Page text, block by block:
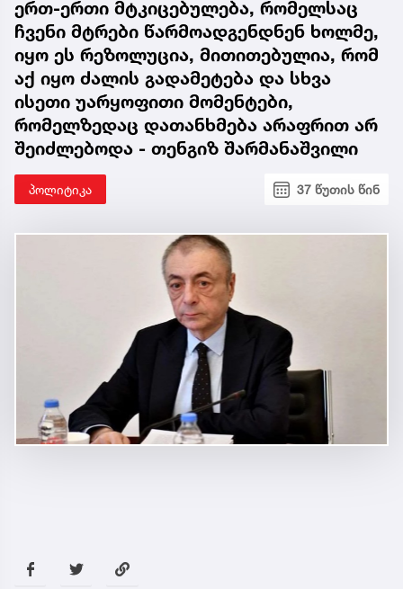
ერთ-ერთი მტკიცებულება, რომელსაც
ჩვენი მტრები წარმოადგენდნენ ხოლმე,
იყო ეს რეზოლუცია, მითითებულია, რომ
აქ იყო ძალის გადამეტება და სხვა
ისეთი უარყოფითი მომენტები,
რომელზედაც დათანხმება არაფრით არ
შეიძლებოდა - თენგიზ შარმანაშვილი
პოლიტიკა 37 წუთის წინ